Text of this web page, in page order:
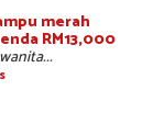
merah
RM13,000